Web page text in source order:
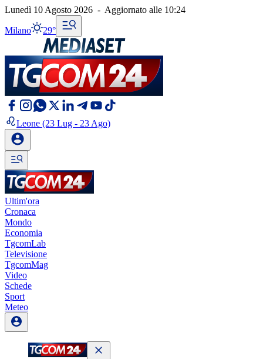
Lunedì 10 Agosto 2026 - Aggiornato alle 10:24
Milano 29°
Leone (23 Lug - 23 Ago)
Ultim'ora
Cronaca
Mondo
Economia
TgcomLab
Televisione
TgcomMag
Video
Schede
Sport
Meteo